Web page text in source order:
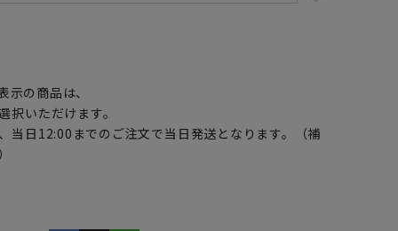
示の商品は、
択いただけます。
当日12:00までのご注文で当日発送となります。（補